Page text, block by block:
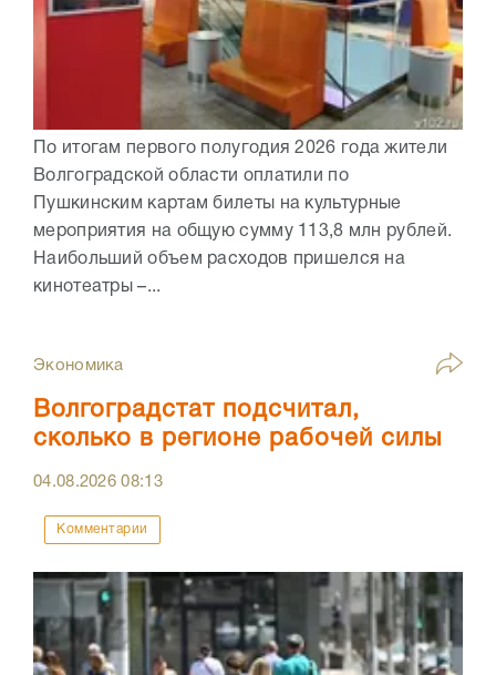
По итогам первого полугодия 2026 года жители
Волгоградской области оплатили по
Пушкинским картам билеты на культурные
мероприятия на общую сумму 113,8 млн рублей.
Наибольший объем расходов пришелся на
кинотеатры –...
Экономика
Волгоградстат подсчитал,
сколько в регионе рабочей силы
04.08.202608:13
Комментарии